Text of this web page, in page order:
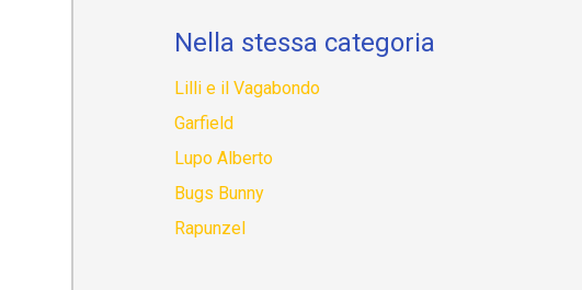
Nella stessa categoria
Lilli e il Vagabondo
Garfield
Lupo Alberto
Bugs Bunny
Rapunzel